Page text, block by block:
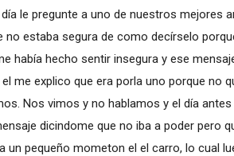
le pregunte a uno de nuestros mejores
no estaba segura de como decírselo
había hecho sentir insegura y ese
me explico que era porla uno porque no
Nos vimos y no hablamos y el día
dicindome que no iba a poder pero
un pequeño mometon el el carro, lo cual